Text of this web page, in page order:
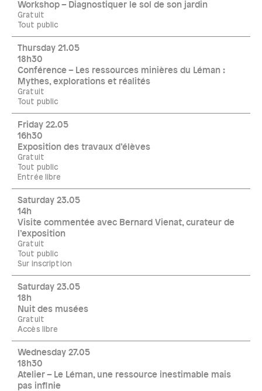
Workshop – Diagnostiquer le sol de son jardin
Gratuit
Tout public
Thursday 21.05
18h30
Conférence – Les ressources minières du Léman :
Mythes, explorations et réalités
Gratuit
Tout public
Friday 22.05
16h30
Exposition des travaux d’élèves
Gratuit
Tout public
Entrée libre
Saturday 23.05
14h
Visite commentée avec Bernard Vienat, curateur de
l’exposition
Gratuit
Tout public
Sur inscription
Saturday 23.05
18h
Nuit des musées
Gratuit
Accès libre
Wednesday 27.05
18h30
Atelier – Le Léman, une ressource inestimable mais
pas infinie